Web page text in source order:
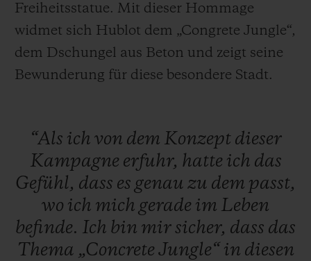
Freiheitsstatue. Mit dieser Hommage
widmet sich Hublot dem „Congrete Jungle“,
dem Dschungel aus Beton und zeigt seine
Bewunderung für diese besondere Stadt.
“Als ich von dem Konzept dieser
Kampagne erfuhr, hatte ich das
Gefühl, dass es genau zu dem passt,
wo ich mich gerade im Leben
befinde. Ich bin mirsicher, dass das
Thema „Concrete Jungle“ in diesen